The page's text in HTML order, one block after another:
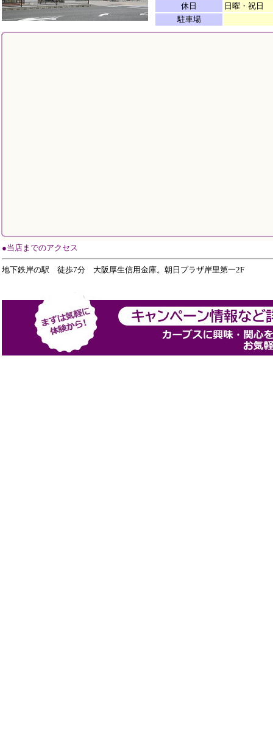
休日
日曜・祝日
駐車場
●当店までのアクセス
地下鉄岸の駅 徒歩7分 大阪厚生信用金庫。朝日プラザ岸里第一2F